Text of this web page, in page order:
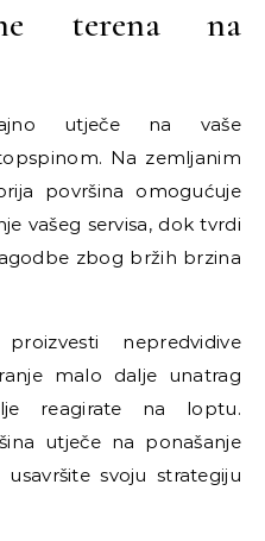
terena na
utječe na vaše
Na zemljanim
površina omogućuje
vašeg servisa, dok tvrdi
zbog bržih brzina
nepredvidive
malo dalje unatrag
reagirate na loptu.
utječe na ponašanje
svoju strategiju